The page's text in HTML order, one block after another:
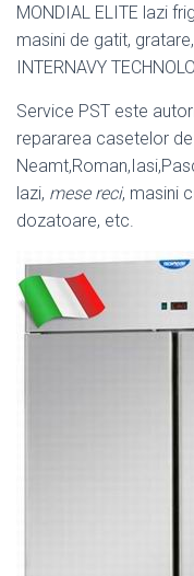
MONDIAL ELITE lazi
masini de gatit,
INTERNAVY
Service PST este
repararea casetelor
lazi, mese reci, masini
dozatoare, etc.